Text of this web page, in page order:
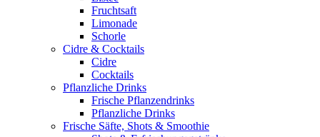
Fruchtsaft
Limonade
Schorle
Cidre & Cocktails
Cidre
Cocktails
Pflanzliche Drinks
Frische Pflanzendrinks
Pflanzliche Drinks
Frische Säfte, Shots & Smoothie